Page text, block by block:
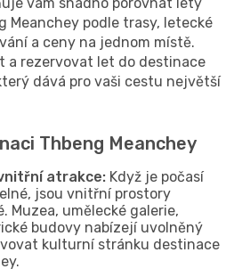
Meanchey podle trasy, letecké
a ceny na jednom místě.
a rezervovat let do destinace
dává pro vaši cestu největší
Thbeng Meanchey
atrakce: Když je počasí
jsou vnitřní prostory
Muzea, umělecké galerie,
budovy nabízejí uvolněný
kulturní stránku destinace